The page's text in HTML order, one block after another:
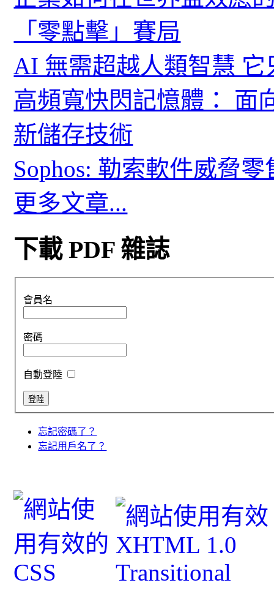
「零點擊」賽局
AI 無需超越人類智慧
高頻寬快閃記憶體： 面
新儲存技術
Sophos: 勒索軟件威脅
更多文章...
下載 PDF 雜誌
會員名
密碼
自動登陸
忘記密碼了？
忘記用戶名了？